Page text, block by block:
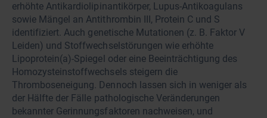
erhöhte Antikardiolipinantikörper, Lupus-Antikoagulans
sowie Mängel an Antithrombin III, Protein C und S
identifiziert. Auch genetische Mutationen (z. B. Faktor V
Leiden) und Stoffwechselstörungen wie erhöhte
Lipoprotein(a)-Spiegel oder eine Beeinträchtigung des
Homozysteinstoffwechsels steigern die
Thromboseneigung. Dennoch lassen sich in weniger als
der Hälfte der Fälle pathologische Veränderungen
bekannter Gerinnungsfaktoren nachweisen, und